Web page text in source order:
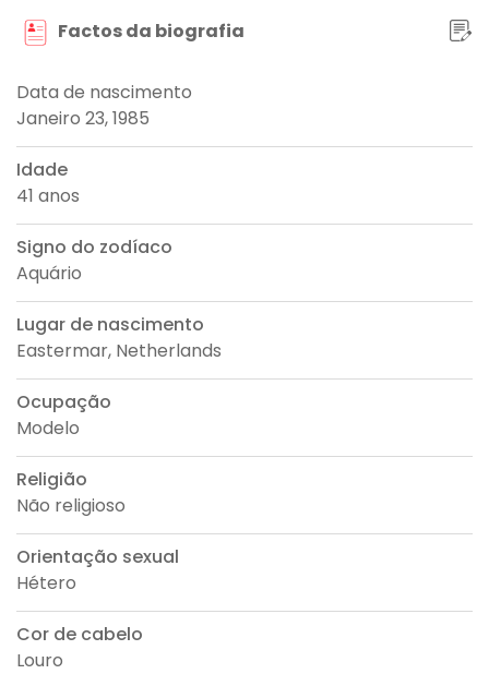
Factos da biografia
Data de nascimento
Janeiro 23, 1985
Idade
41 anos
Signo do zodíaco
Aquário
Lugar de nascimento
Eastermar, Netherlands
Ocupação
Modelo
Religião
Não religioso
Orientação sexual
Hétero
Cor de cabelo
Louro